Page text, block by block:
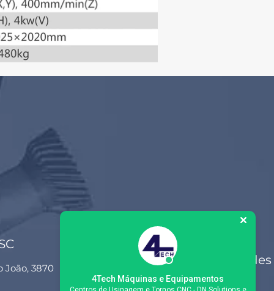
João, 3870
Siga-nos nas redes
sociais
4Tech Máquinas e Equipamentos